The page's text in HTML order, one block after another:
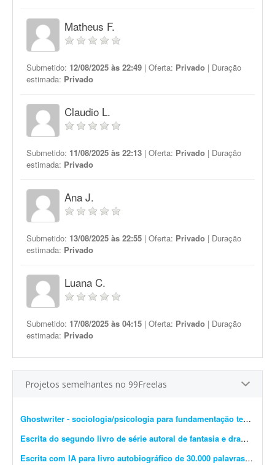
Matheus F.
Submetido: 12/08/2025 às 22:49 | Oferta: Privado | Duração
estimada: Privado
Claudio L.
Submetido: 11/08/2025 às 22:13 | Oferta: Privado | Duração
estimada: Privado
Ana J.
Submetido: 13/08/2025 às 22:55 | Oferta: Privado | Duração
estimada: Privado
Luana C.
Submetido: 17/08/2025 às 04:15 | Oferta: Privado | Duração
estimada: Privado
Projetos semelhantes no 99Freelas
Ghostwriter - sociologia/psicologia para fundamentação teórica
Escrita do segundo livro de série autoral de fantasia e drama
Escrita com IA para livro autobiográfico de 30.000 palavras
- A